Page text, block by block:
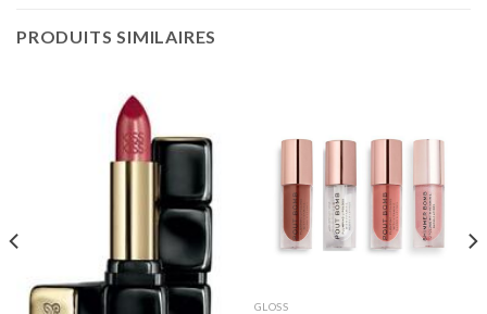
PRODUITS SIMILAIRES
GLOSS